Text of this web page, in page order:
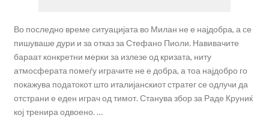
Во последно време ситуацијата во Милан не е најдобра, а се
пишуваше дури и за отказ за Стефано Пиоли. Навивачите
бараат конкретни мерки за излезе од кризата, ниту
атмосферата помеѓу играчите не е добра, а тоа најдобро го
покажува податокот што италијанскиот стратег се одлучи да
отстрани е еден играч од тимот. Станува збор за Раде Круниќ
кој тренира одвоено. …